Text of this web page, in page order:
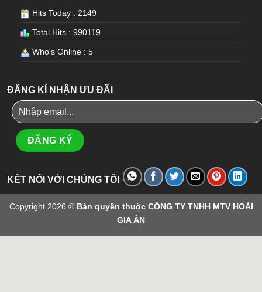
Hits Today : 2149
Total Hits : 990119
Who's Online : 5
ĐĂNG KÍ NHẬN ƯU ĐÃI
KẾT NỐI VỚI CHÚNG TÔI
Copyright 2026 © Bản quyền thuộc CÔNG TY TNHH MTV HOÀI
GIA ÂN